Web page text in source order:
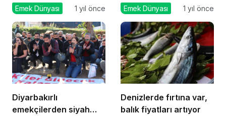
Emek Dünyası 1 yıl önce
öldü
Emek Dünyası 1 yıl önce
Diyarbakırlı
emekçilerden siyah
Denizlerde fırtına var,
balık fiyatları artıyor